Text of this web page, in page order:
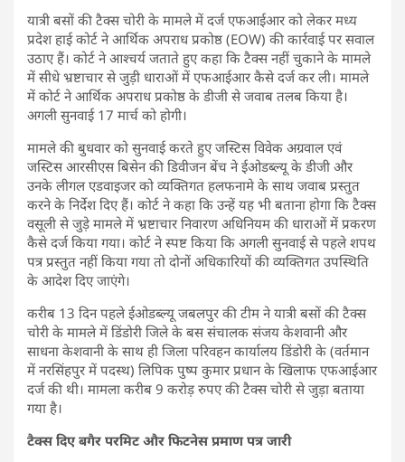
यात्री बसों की टैक्स चोरी के मामले में दर्ज एफआईआर को लेकर मध्य
प्रदेश हाई कोर्ट ने आर्थिक अपराध प्रकोष्ठ (EOW) की कार्रवाई पर सवाल
उठाए हैं। कोर्ट ने आश्चर्य जताते हुए कहा कि टैक्स नहीं चुकाने के मामले
में सीधे भ्रष्टाचार से जुड़ी धाराओं में एफआईआर कैसे दर्ज कर ली। मामले
में कोर्ट ने आर्थिक अपराध प्रकोष्ठ के डीजी से जवाब तलब किया है।
अगली सुनवाई 17 मार्च को होगी।
मामले की बुधवार को सुनवाई करते हुए जस्टिस विवेक अग्रवाल एवं
जस्टिस आरसीएस बिसेन की डिवीजन बेंच ने ईओडब्ल्यू के डीजी और
उनके लीगल एडवाइजर को व्यक्तिगत हलफनामे के साथ जवाब प्रस्तुत
करने के निर्देश दिए हैं। कोर्ट ने कहा कि उन्हें यह भी बताना होगा कि टैक्स
वसूली से जुड़े मामले में भ्रष्टाचार निवारण अधिनियम की धाराओं में प्रकरण
कैसे दर्ज किया गया। कोर्ट ने स्पष्ट किया कि अगली सुनवाई से पहले शपथ
पत्र प्रस्तुत नहीं किया गया तो दोनों अधिकारियों की व्यक्तिगत उपस्थिति
के आदेश दिए जाएंगे।
करीब 13 दिन पहले ईओडब्ल्यू जबलपुर की टीम ने यात्री बसों की टैक्स
चोरी के मामले में डिंडोरी जिले के बस संचालक संजय केशवानी और
साधना केशवानी के साथ ही जिला परिवहन कार्यालय डिंडोरी के (वर्तमान
में नरसिंहपुर में पदस्थ) लिपिक पुष्प कुमार प्रधान के खिलाफ एफआईआर
दर्ज की थी। मामला करीब 9 करोड़ रुपए की टैक्स चोरी से जुड़ा बताया
गया है।
टैक्स दिए बगैर परमिट और फिटनेस प्रमाण पत्र जारी